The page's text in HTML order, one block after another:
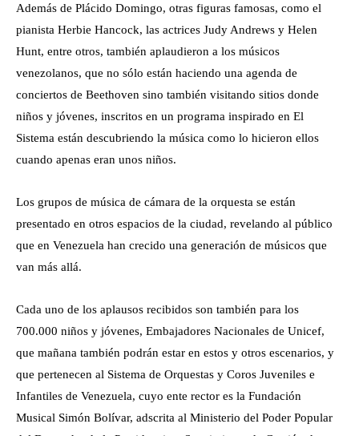
Los grupos de música de cámara de la orquesta se están
presentado en otros espacios de la ciudad, revelando al público
que en Venezuela han crecido una generación de músicos que
van más allá.
Cada uno de los aplausos recibidos son también para los
700.000 niños y jóvenes, Embajadores Nacionales de Unicef,
que pertenecen al Sistema de Orquestas y Coros Juveniles e
Infantiles de Venezuela, cuyo ente rector es la Fundación
Musical Simón Bolívar, adscrita al Ministerio del Poder Popular
del Despacho de la Presidencia y Seguimiento de Gestión de
Artículo anterior
aristocracia del jazz
Artículo siguiente
Auditorio Nacional en Perú,